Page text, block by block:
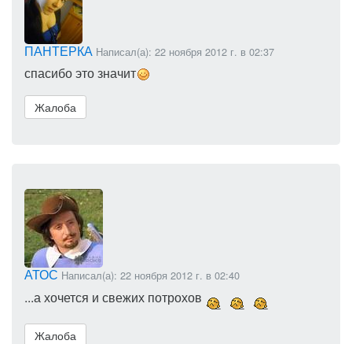
ПАНТЕРКА Написал(а): 22 ноября 2012 г. в 02:37
спасибо это значит
Жалоба
АТОС Написал(а): 22 ноября 2012 г. в 02:40
...а хочется и свежих потрохов
Жалоба